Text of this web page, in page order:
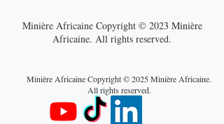
Minière Africaine Copyright © 2023 Minière
Africaine. All rights reserved.
Minière Africaine Copyright © 2025 Minière Africaine.
All rights reserved.